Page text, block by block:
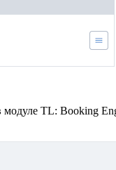
TL: Booking